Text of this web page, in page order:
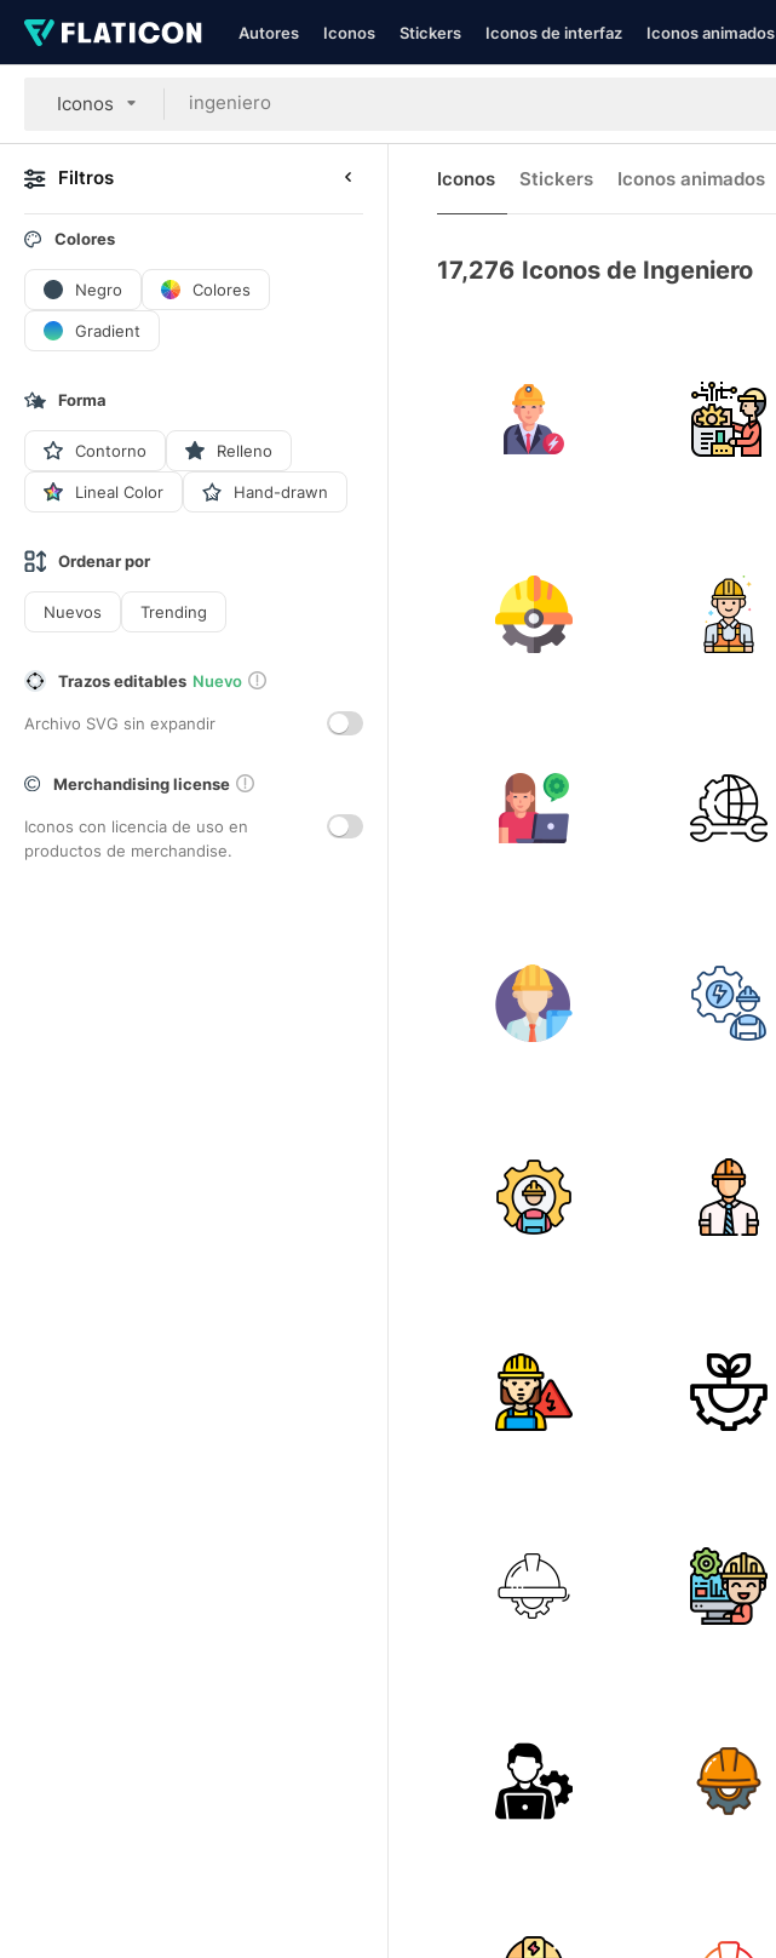
Autores Iconos Stickers Iconos de interfaz Iconos animados
Iconos
Filtros
Colores
Negro Colores
Gradient
Forma
Contorno Relleno
Lineal Color Hand-drawn
Ordenar por
Nuevos Trending
Trazos editables Nuevo
Archivo SVG sin expandir
Merchandising license
Iconos con licencia de uso en
productos de merchandise.
Iconos Stickers Iconos animados
17,276 Iconos de Ingeniero